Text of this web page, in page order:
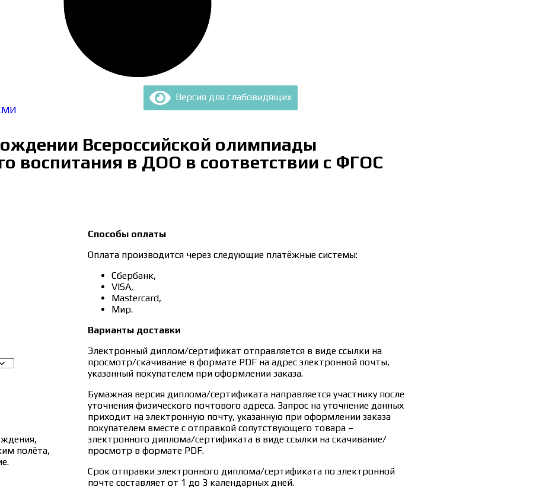
Версия для слабовидящих
Всероссийской олимпиады
воспитания в ДОО в соответствии с ФГОС
полёта,
Способы оплаты
Оплата производится через следующие платёжные системы:
Сбербанк,
VISA,
Mastercard,
Мир.
Варианты доставки
Электронный диплом/сертификат отправляется в виде ссылки на
просмотр/скачивание в формате PDF на адрес электронной почты,
указанный покупателем при оформлении заказа.
Бумажная версия диплома/сертификата направляется участнику после
уточнения физического почтового адреса. Запрос на уточнение данных
приходит на электронную почту, указанную при оформлении заказа
покупателем вместе с отправкой сопутствующего товара –
электронного диплома/сертификата в виде ссылки на скачивание/
просмотр в формате PDF.
Срок отправки электронного диплома/сертификата по электронной
почте составляет от 1 до 3 календарных дней.